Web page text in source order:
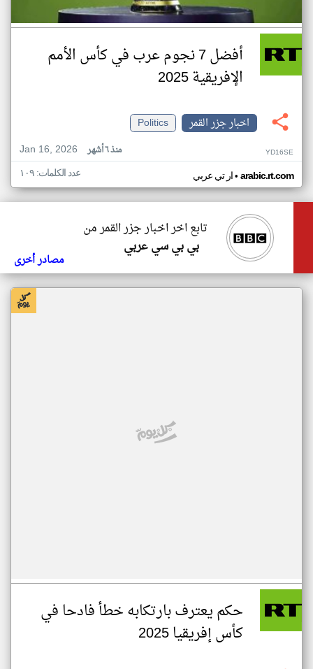
أفضل 7 نجوم عرب في كأس الأمم
الإفريقية 2025
اخبار جزر القمر
Politics
Jan 16, 2026
منذ ٦ أشهر YD16SE
ار تي عربي• arabic.rt.com عدد الكلمات: ١٠٩
تابع اخر اخبار جزر القمر من
بي بي سي عربي
مصادر أخرى
حكم يعترف بارتكابه خطأ فادحا في
كأس إفريقيا 2025